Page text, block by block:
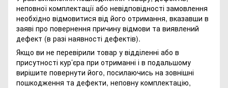
неповної комплектації або невідповідності замовлення
необхідно відмовитися від його отримання, вказавши в
заяві про повернення причину відмови та виявлений
дефект (в разі наявності дефектів).
Якщо ви не перевірили товар у відділенні або в
присутності кур’єра при отриманні і в подальшому
вирішите повернути його, посилаючись на зовнішні
пошкодження та дефекти, неповну комплектацію,